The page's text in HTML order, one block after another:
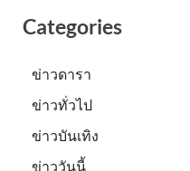
Categories
ข่าวดารา
ข่าวทั่วไป
ข่าวบันเทิง
ข่าววันนี้